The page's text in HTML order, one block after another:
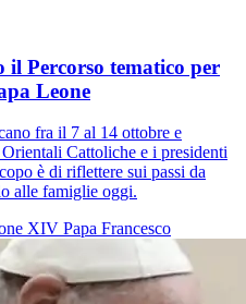
Percorso tematico per
Leone
fra il 7 al 14 ottobre e
Cattoliche e i presidenti
è di riflettere sui passi da
alle famiglie oggi.
XIV Papa Francesco